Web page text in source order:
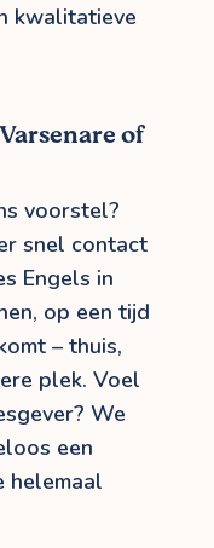
kwalitatieve
of
voorstel?
snel contact
Engels in
op een tijd
– thuis,
plek. Voel
We
een
helemaal